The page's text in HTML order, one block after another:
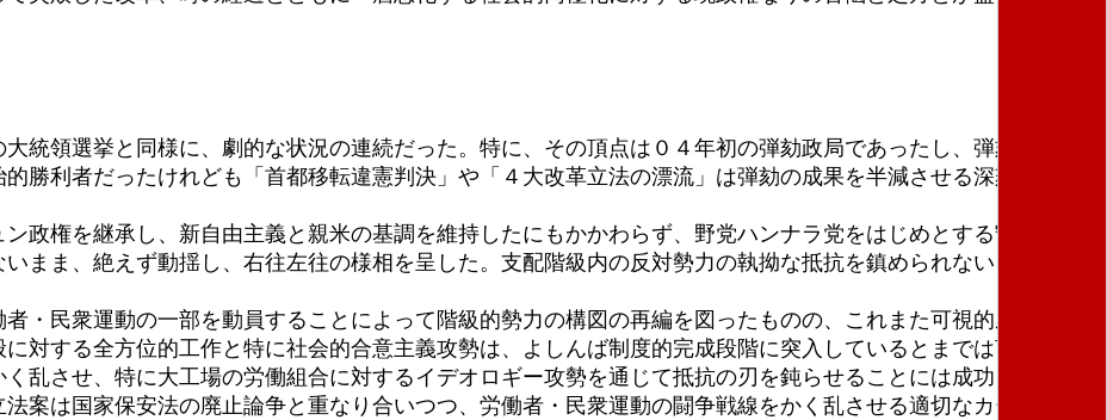
統領選挙と同様に、劇的な状況の連続だった。特に、その頂点は０４年初の弾劾政局であったし、弾劾政局を
勝利者だったけれども「首都移転違憲判決」や「４大改革立法の漂流」は弾劾の成果を半減させる深刻な政治
政権を継承し、新自由主義と親米の基調を維持したにもかかわらず、野党ハンナラ党をはじめとする守旧・反
まま、絶えず動揺し、右往左往の様相を呈した。支配階級内の反対勢力の執拗な抵抗を鎮められないまま、言
・民衆運動の一部を動員することによって階級的勢力の構図の再編を図ったものの、これまた可視的成果はあ
対する全方位的工作と特に社会的合意主義攻勢は、よしんば制度的完成段階に突入しているとまでは言えない
乱させ、特に大工場の労働組合に対するイデオロギー攻勢を通じて抵抗の刃を鈍らせることには成功した。特
案は国家保安法の廃止論争と重なり合いつつ、労働者・民衆運動の闘争戦線をかく乱させる適切なカードだっ